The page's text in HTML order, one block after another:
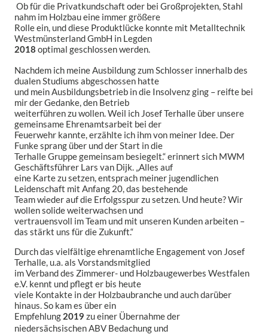
Ob für die Privatkundschaft oder bei Großprojekten, Stahl
nahm im Holzbau eine immer größere
Rolle ein, und diese Produktlücke konnte mit Metalltechnik
Westmünsterland GmbH in Legden
2018 optimal geschlossen werden.
Nachdem ich meine Ausbildung zum Schlosser innerhalb des
dualen Studiums abgeschossen hatte
und mein Ausbildungsbetrieb in die Insolvenz ging – reifte bei
mir der Gedanke, den Betrieb
weiterführen zu wollen. Weil ich Josef Terhalle über unsere
gemeinsame Ehrenamtsarbeit bei der
Feuerwehr kannte, erzählte ich ihm von meiner Idee. Der
Funke sprang über und der Start in die
Terhalle Gruppe gemeinsam besiegelt.“ erinnert sich MWM
Geschäftsführer Lars van Dijk. „Alles auf
eine Karte zu setzen, entsprach meiner jugendlichen
Leidenschaft mit Anfang 20, das bestehende
Team wieder auf die Erfolgsspur zu setzen. Und heute? Wir
wollen solide weiterwachsen und
vertrauensvoll im Team und mit unseren Kunden arbeiten –
das stärkt uns für die Zukunft.“
Durch das vielfältige ehrenamtliche Engagement von Josef
Terhalle, u.a. als Vorstandsmitglied
im Verband des Zimmerer- und Holzbaugewerbes Westfalen
e.V. kennt und pflegt er bis heute
viele Kontakte in der Holzbaubranche und auch darüber
hinaus. So kam es über ein
Empfehlung 2019 zu einer Übernahme der
niedersächsischen ABV Bedachung und